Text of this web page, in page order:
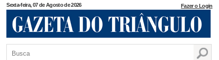
Sexta-feira, 07 de Agosto de 2026 Fazer o Login